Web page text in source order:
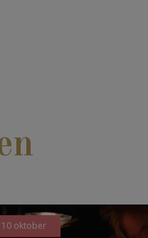
10 oktober